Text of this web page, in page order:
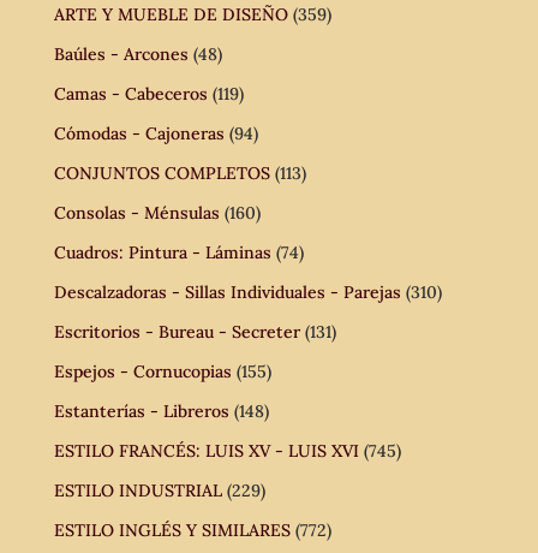
ARTE Y MUEBLE DE DISEÑO (359)
Baúles - Arcones (48)
Camas - Cabeceros (119)
Cómodas - Cajoneras (94)
CONJUNTOS COMPLETOS (113)
Consolas - Ménsulas (160)
Cuadros: Pintura - Láminas (74)
Descalzadoras - Sillas Individuales - Parejas (310)
Escritorios - Bureau - Secreter (131)
Espejos - Cornucopias (155)
Estanterías - Libreros (148)
ESTILO FRANCÉS: LUIS XV - LUIS XVI (745)
ESTILO INDUSTRIAL (229)
ESTILO INGLÉS Y SIMILARES (772)